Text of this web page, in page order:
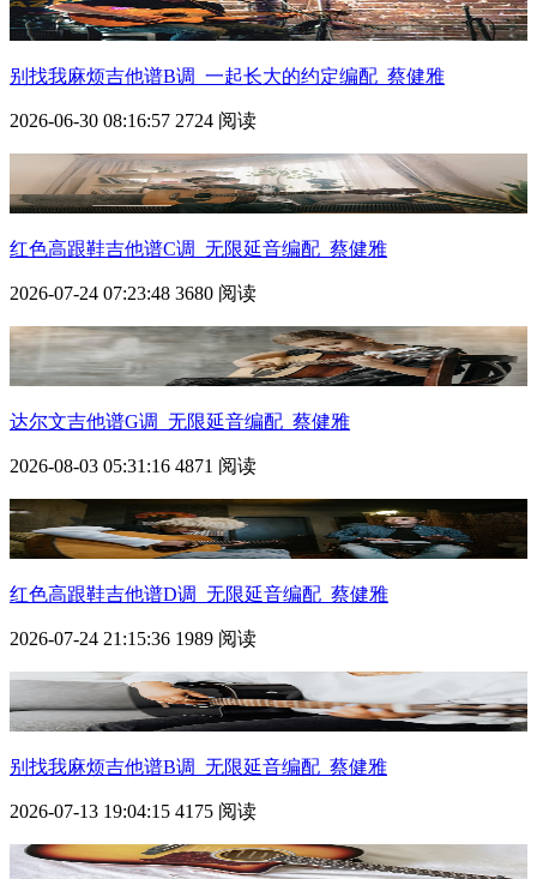
别找我麻烦吉他谱B调_一起长大的约定编配_蔡健雅
2026-06-30 08:16:57 2724 阅读
红色高跟鞋吉他谱C调_无限延音编配_蔡健雅
2026-07-24 07:23:48 3680 阅读
达尔文吉他谱G调_无限延音编配_蔡健雅
2026-08-03 05:31:16 4871 阅读
红色高跟鞋吉他谱D调_无限延音编配_蔡健雅
2026-07-24 21:15:36 1989 阅读
别找我麻烦吉他谱B调_无限延音编配_蔡健雅
2026-07-13 19:04:15 4175 阅读